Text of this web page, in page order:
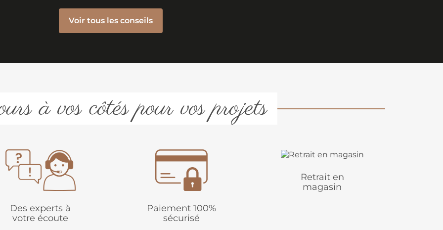
Voir tous les conseils
à vos côtés pour vos projets
Des experts à
votre écoute
Paiement 100%
sécurisé
Retrait en
magasin